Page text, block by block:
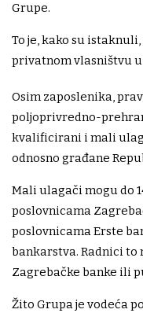
Grupe.
To je, kako su
privatnom vlasništvu
Osim zaposlenika,
poljoprivredno-
kvalificirani i mali
odnosno građane
Mali ulagači mogu do
poslovnicama
poslovnicama Erste
bankarstva. Radnici
Zagrebačke banke ili
Žito Grupa je vodeća